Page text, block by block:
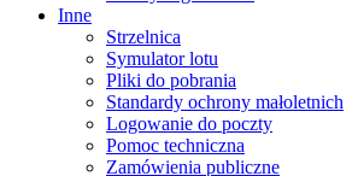
Inne
Strzelnica
Symulator lotu
Pliki do pobrania
Standardy ochrony małoletnich
Logowanie do poczty
Pomoc techniczna
Zamówienia publiczne